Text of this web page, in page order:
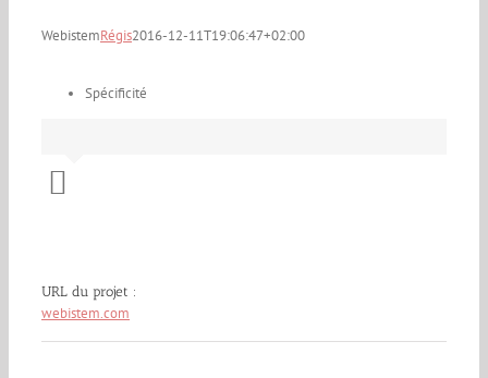
WebistemRégis2016-12-11T19:06:47+02:00
Spécificité
URL du projet :
webistem.com